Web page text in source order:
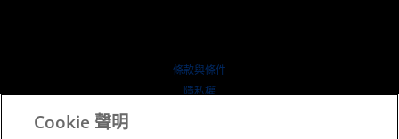
條款與條件
隱私權
Cookie 聲明